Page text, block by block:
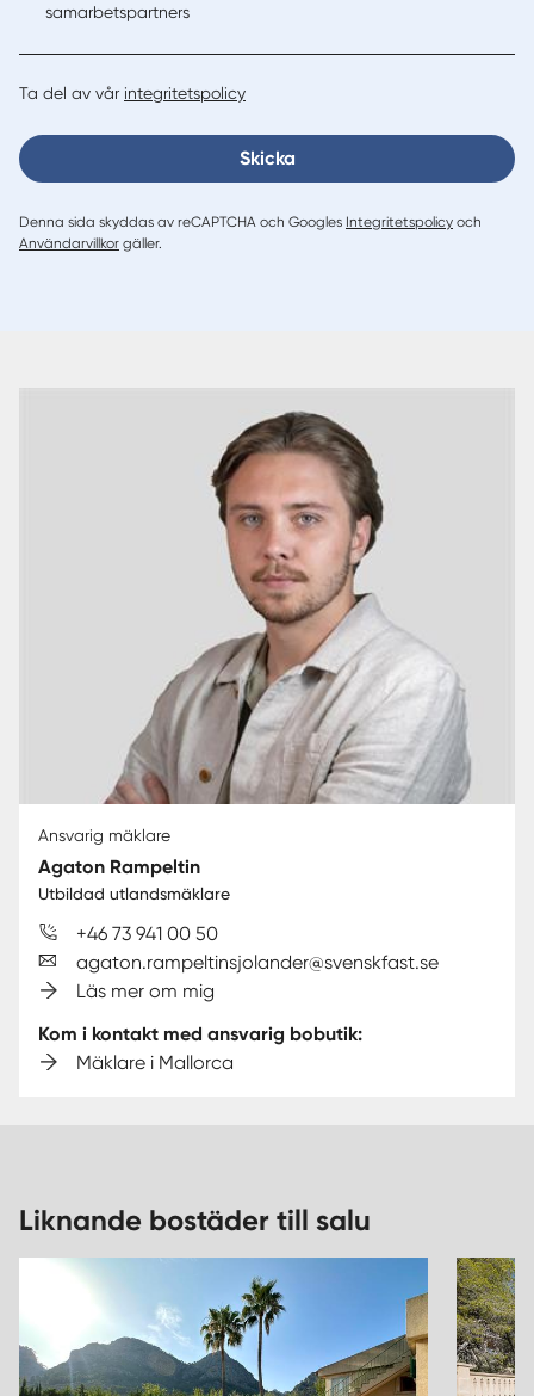
samarbetspartners
Ta del av vår integritetspolicy
Skicka
Denna sida skyddas av reCAPTCHA och Googles Integritetspolicy och
Användarvillkor gäller.
Ansvarig mäklare
Agaton Rampeltin
Utbildad utlandsmäklare
+46 73 941 00 50
agaton.rampeltinsjolander@svenskfast.se
Läs mer om mig
Kom i kontakt med ansvarig bobutik:
Mäklare i Mallorca
Liknande bostäder till salu